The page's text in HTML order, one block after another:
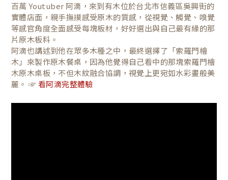
百萬 Youtuber 阿滴，來到有木位於台北市信義區吳興街的
實體店面，親手撫摸感受原木的質感，從視覺、觸覺、嗅覺
等感官角度全面感受每塊板材，好好選出與自己最有緣的那
片原木板料。
阿滴也講述到他在眾多木種之中，最終選擇了「索羅門檜
木」來製作原木餐桌，因為他覺得自己看中的那塊索羅門檜
木原木桌板，不但木紋融合協調，視覺上更宛如水彩畫般美
麗。 ☞ 看阿滴完整體驗